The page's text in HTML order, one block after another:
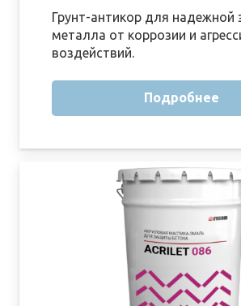
Грунт-антикор для надежной
металла от коррозии и
воздействий.
Подробнее